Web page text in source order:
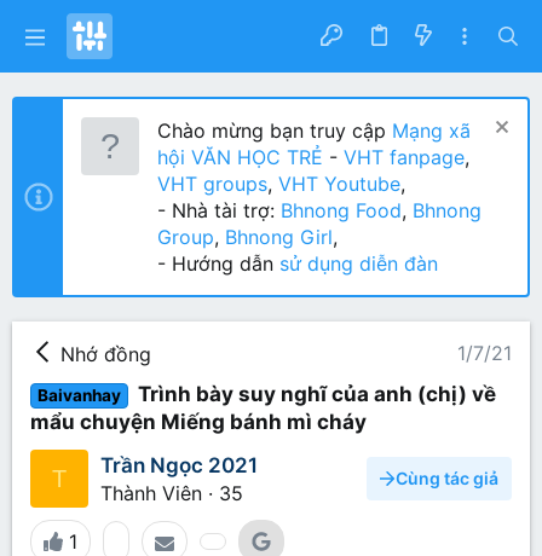
Chào mừng bạn truy cập Mạng xã
hội VĂN HỌC TRẺ - VHT fanpage,
VHT groups, VHT Youtube,
- Nhà tài trợ: Bhnong Food, Bhnong
Group, Bhnong Girl,
- Hướng dẫn sử dụng diễn đàn
Nhớ đồng 1/7/21
Baivanhay
Trình bày suy nghĩ của anh (chị) về
mẩu chuyện Miếng bánh mì cháy
T
Trần Ngọc 2021
Thành Viên · 35
Cùng tác giả
1